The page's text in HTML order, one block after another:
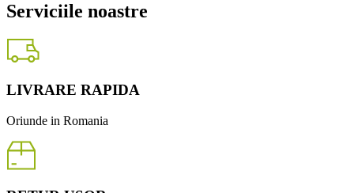
Serviciile noastre
LIVRARE RAPIDA
Oriunde in Romania